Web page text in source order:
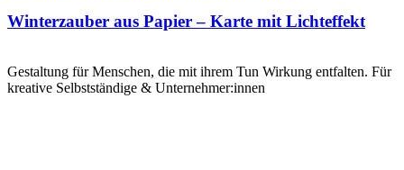
Winterzauber aus Papier – Karte mit Lichteffekt
Gestaltung für Menschen, die mit ihrem Tun Wirkung entfalten. Für
kreative Selbstständige & Unternehmer:innen